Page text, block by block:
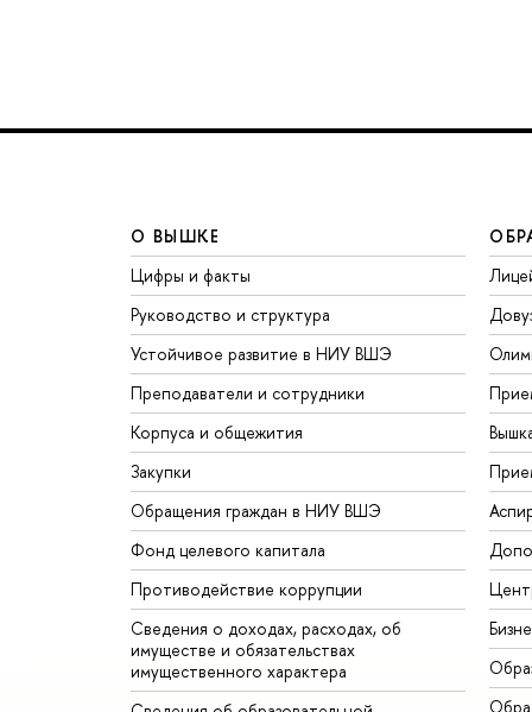
О ВЫШКЕ
Цифры и факты
Руководство и структура
Устойчивое развитие в НИУ ВШЭ
Преподаватели и сотрудники
Корпуса и общежития
Закупки
Обращения граждан в НИУ ВШЭ
Фонд целевого капитала
Противодействие коррупции
Сведения о доходах, расходах, об
имуществе и обязательствах
имущественного характера